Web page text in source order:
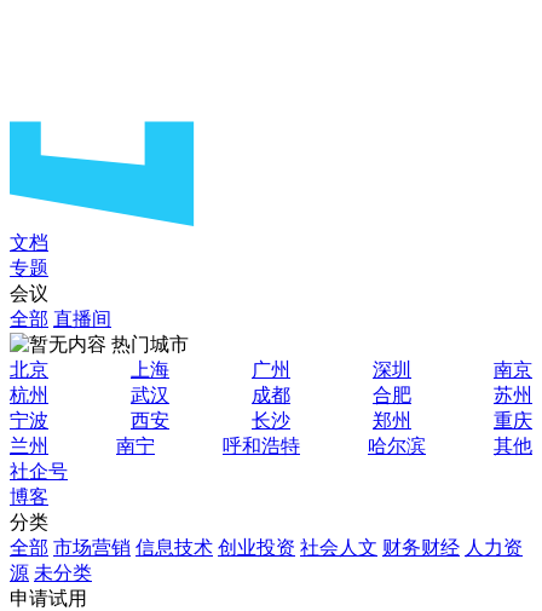
文档
专题
会议
全部 直播间
热门城市
北京
上海 广州 深圳
南京
杭州
武汉 成都 合肥
苏州
宁波
西安 长沙 郑州
重庆
兰州
南宁 呼和浩特 哈尔滨
其他
社企号
博客
分类
全部 市场营销 信息技术 创业投资 社会人文 财务财经 人力资
源 未分类
申请试用